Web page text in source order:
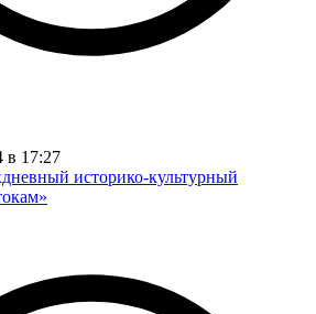
в 17:27
историко-культурный